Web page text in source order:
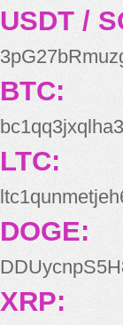
USDT /
BTC:
LTC:
DOGE:
XRP: